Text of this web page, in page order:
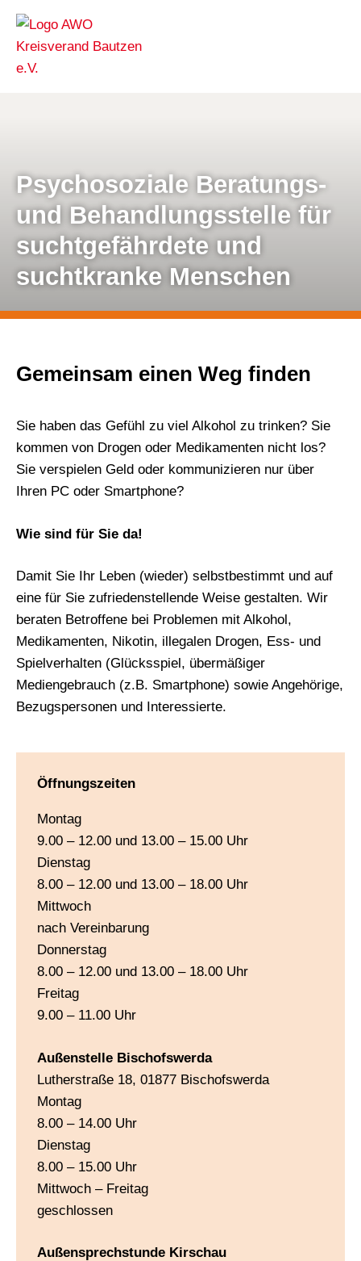
Psychosoziale Beratungs-
und Behandlungsstelle für
suchtgefährdete und
suchtkranke Menschen
Gemeinsam einen Weg finden
Sie haben das Gefühl zu viel Alkohol zu trinken? Sie
kommen von Drogen oder Medikamenten nicht los?
Sie verspielen Geld oder kommunizieren nur über
Ihren PC oder Smartphone?
Wie sind für Sie da!
Damit Sie Ihr Leben (wieder) selbstbestimmt und auf
eine für Sie zufriedenstellende Weise gestalten. Wir
beraten Betroffene bei Problemen mit Alkohol,
Medikamenten, Nikotin, illegalen Drogen, Ess- und
Spielverhalten (Glücksspiel, übermäßiger
Mediengebrauch (z.B. Smartphone) sowie Angehörige,
Bezugspersonen und Interessierte.
Öffnungszeiten
Montag
9.00 – 12.00 und 13.00 – 15.00 Uhr
Dienstag
8.00 – 12.00 und 13.00 – 18.00 Uhr
Mittwoch
nach Vereinbarung
Donnerstag
8.00 – 12.00 und 13.00 – 18.00 Uhr
Freitag
9.00 – 11.00 Uhr
Außenstelle Bischofswerda
Lutherstraße 18, 01877 Bischofswerda
Montag
8.00 – 14.00 Uhr
Dienstag
8.00 – 15.00 Uhr
Mittwoch – Freitag
geschlossen
Außensprechstunde Kirschau